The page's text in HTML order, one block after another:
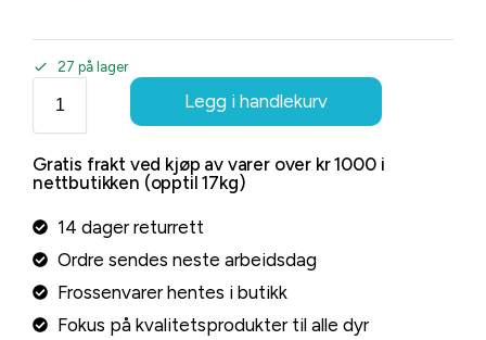
27 på lager
Legg i handlekurv
Gratis frakt ved kjøp av varer over kr 1000 i
nettbutikken (opptil 17kg)
14 dager returrett
Ordre sendes neste arbeidsdag
Frossenvarer hentes i butikk
Fokus på kvalitetsprodukter til alle dyr